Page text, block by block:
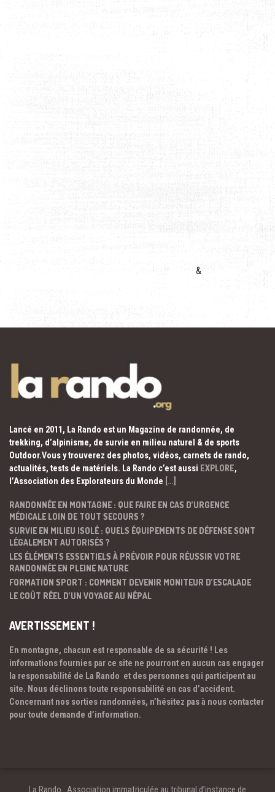
&
Lancé en 2011, La Rando est un Magazine de randonnée, de
trekking, d’alpinisme, de survie en milieu naturel & de sports
Outdoor.Vous y trouverez des photos, vidéos, carnets de rando,
actualités, tests de matériels. La Rando c’est aussi EXPLORE,
l’Association des Explorateurs du Monde […]
RANDONNÉE EN MONTAGNE : QUE FAIRE EN CAS D’URGENCE
MÉDICALE LOIN DE TOUT SECOURS ?
SURVIE EN MILIEU ISOLÉ : QUELS ÉQUIPEMENTS DE DÉFENSE SONT
LÉGALEMENT AUTORISÉS ?
LES ÉLÉMENTS ESSENTIELS À PRÉVOIR POUR RÉUSSIR VOTRE
RANDONNÉE EN PLEINE NATURE
FORMATION SPORT : COMMENT DEVENIR MONITEUR D’ESCALADE
LE COÛT RÉEL D’UN VOYAGE AU NÉPAL
AVERTISSEMENT !
En montagne, chacun est responsable de sa sécurité ! Les
informations fournies par ce site ne pourront en aucun cas engager
la responsabilité de La Rando et des personnes qui participent au
site. Nous déclinons toute responsabilité en cas d’accident.
Concernant nos sorties randonnées, n’hésitez pas à nous contacter
pour toute demande d’information.
La Rando : Association immatriculée au tribunal d’instance de